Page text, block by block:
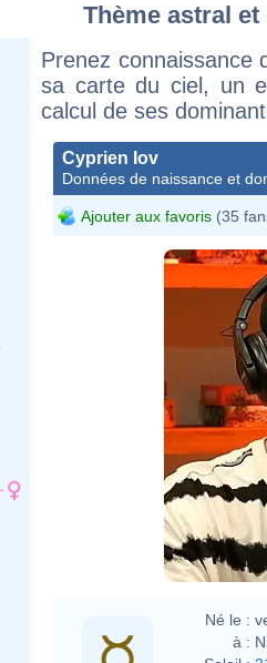
Thème astral
Prenez connaissance
sa carte du ciel, un
calcul de ses
Cyprien Iov
Données de naissance et
Ajouter aux favoris (35
Né le :
à :